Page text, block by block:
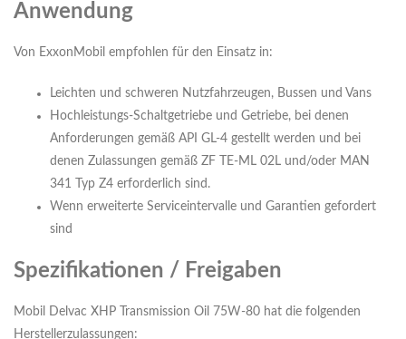
Anwendung
Von ExxonMobil empfohlen für den Einsatz in:
Leichten und schweren Nutzfahrzeugen, Bussen und Vans
Hochleistungs-Schaltgetriebe und Getriebe, bei denen
Anforderungen gemäß API GL-4 gestellt werden und bei
denen Zulassungen gemäß ZF TE-ML 02L und/oder MAN
341 Typ Z4 erforderlich sind.
Wenn erweiterte Serviceintervalle und Garantien gefordert
sind
Spezifikationen / Freigaben
Mobil Delvac XHP Transmission Oil 75W-80 hat die folgenden
Herstellerzulassungen: